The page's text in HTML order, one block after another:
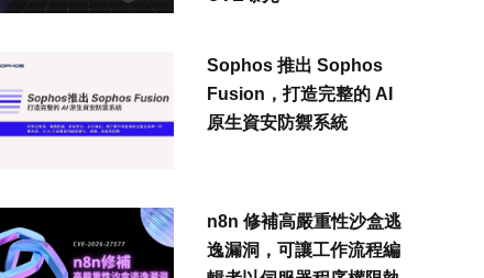
Sophos 推出 Sophos
Fusion，打造完整的 AI
原生資安防禦系統
n8n 修補高嚴重性沙盒逃
逸漏洞，可讓工作流程編